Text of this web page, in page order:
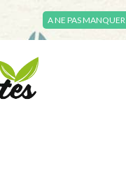
A NE PAS MANQUER